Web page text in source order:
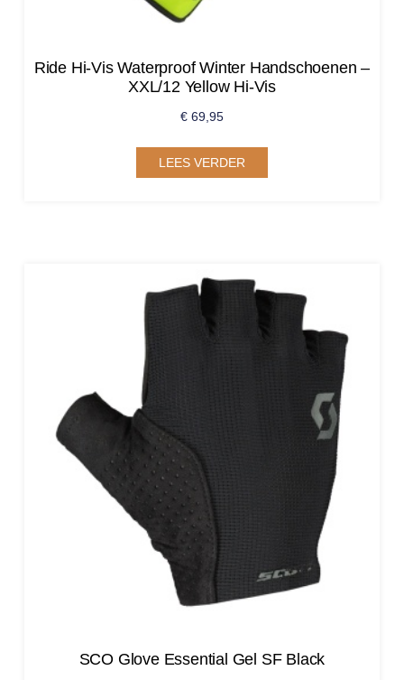
Ride Hi-Vis Waterproof Winter Handschoenen –
XXL/12 Yellow Hi-Vis
€ 69,95
LEES VERDER
SCO Glove Essential Gel SF Black